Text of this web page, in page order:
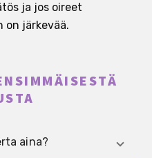
ja jos oireet
on järkevää.
aina?